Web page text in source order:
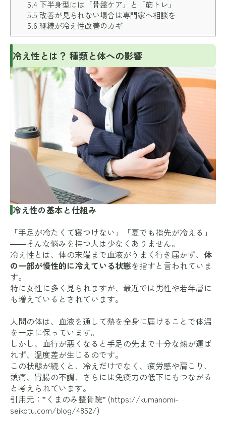
5.4下半身型には「骨盤ケア」と「筋トレ」
5.5 改善が見られない場合は専門家へ相談を
5.6 継続が冷え性改善のカギ
冷え性とは？ 種類と体への影響
冷え性の基本と仕組み
「手足が冷たくて寝つけない」「夏でも指先が冷える」
――そんな悩みを持つ人は少なくありません。
冷え性とは、体の末端まで血液がうまく行き届かず、 体
の一部が慢性的に冷えている状態を指すと言われていま
す。
特に女性に多く見られますが、最近では男性や若年層に
も増えているとされています。
人間の体は、血液を通して熱を全身に届けることで体温
を一定に保っています。
しかし、血行が悪くなると手足の先まで十分な熱が運ば
れず、温度差が生じるのです。
この状態が続くと、冷えだけでなく、疲労感や肩こり、
頭痛、胃腸の不調、さらには免疫力の低下にもつながる
と考えられています。
引用元：”くまのみ整骨院” (https://kumanomi-
seikotu.com/blog/4852/)